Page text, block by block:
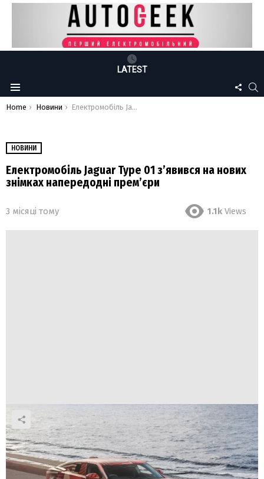
LATEST
Menu
US
You are here:
Home Новини Електромобіль Jaguar Type 01 з’явився на нових знімках напередодні прем’єри
НОВИНИ
Електромобіль Jaguar Type 01 з’явився на нових
знімках напередодні прем’єри
3 місяці тому 1.1k Views